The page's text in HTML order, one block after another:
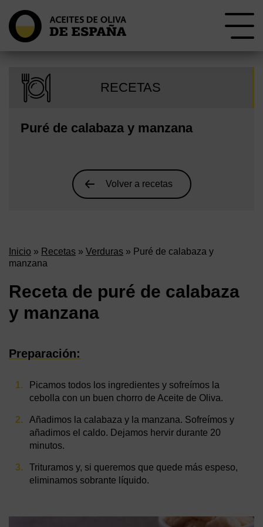
RECETAS
Puré de calabaza y manzana
Volver a recetas
Inicio » Recetas » Verduras » Puré de calabaza y
manzana
Receta de puré de calabaza
y manzana
Preparación:
Picamos todos los ingredientes y sofreímos la
cebolla con un buen chorro de Aceite de Oliva.
Añadimos la calabaza y la manzana. Sofreímos y
añadimos el caldo. Dejamos hervir durante 20
minutos.
Trituramos y, si queremos que quede más espeso,
eliminamos sobrante líquido.